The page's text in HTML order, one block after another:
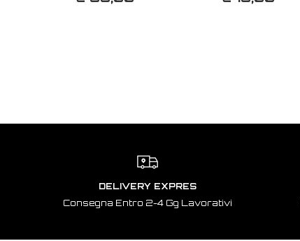
DELIVERY EXPRES
Consegna Entro 2-4 Gg Lavorativi